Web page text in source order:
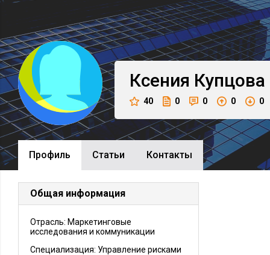
Ксения Купцова
40 0 0 0 0
Профиль Cтатьи Контакты
Общая информация
Отрасль: Маркетинговые
исследования и коммуникации
Специализация: Управление рисками